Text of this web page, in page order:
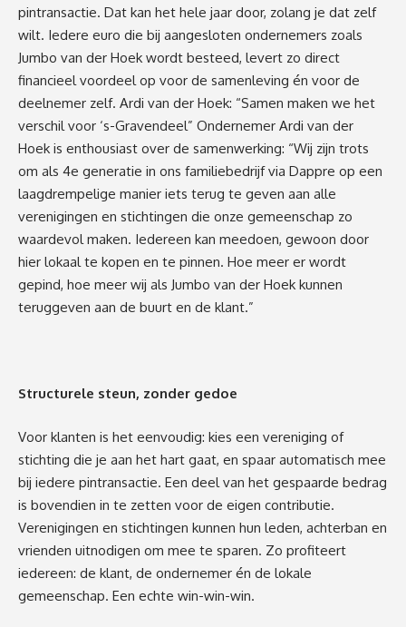
pintransactie. Dat kan het hele jaar door, zolang je dat zelf
wilt. Iedere euro die bij aangesloten ondernemers zoals
Jumbo van der Hoek wordt besteed, levert zo direct
financieel voordeel op voor de samenleving én voor de
deelnemer zelf. Ardi van der Hoek: “Samen maken we het
verschil voor ‘s-Gravendeel” Ondernemer Ardi van der
Hoek is enthousiast over de samenwerking: “Wij zijn trots
om als 4e generatie in ons familiebedrijf via Dappre op een
laagdrempelige manier iets terug te geven aan alle
verenigingen en stichtingen die onze gemeenschap zo
waardevol maken. Iedereen kan meedoen, gewoon door
hier lokaal te kopen en te pinnen. Hoe meer er wordt
gepind, hoe meer wij als Jumbo van der Hoek kunnen
teruggeven aan de buurt en de klant.”
Structurele steun, zonder gedoe
Voor klanten is het eenvoudig: kies een vereniging of
stichting die je aan het hart gaat, en spaar automatisch mee
bij iedere pintransactie. Een deel van het gespaarde bedrag
is bovendien in te zetten voor de eigen contributie.
Verenigingen en stichtingen kunnen hun leden, achterban en
vrienden uitnodigen om mee te sparen. Zo profiteert
iedereen: de klant, de ondernemer én de lokale
gemeenschap. Een echte win-win-win.